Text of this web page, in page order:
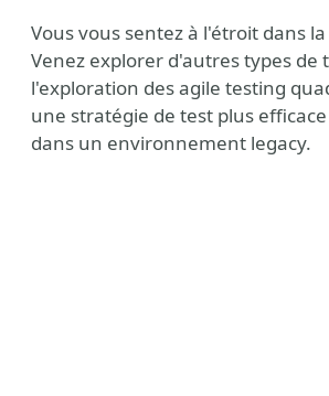
Vous vous sentez à l'étroit dans
Venez explorer d'autres types de
l'exploration des agile testing
une stratégie de test plus
dans un environnement legacy.